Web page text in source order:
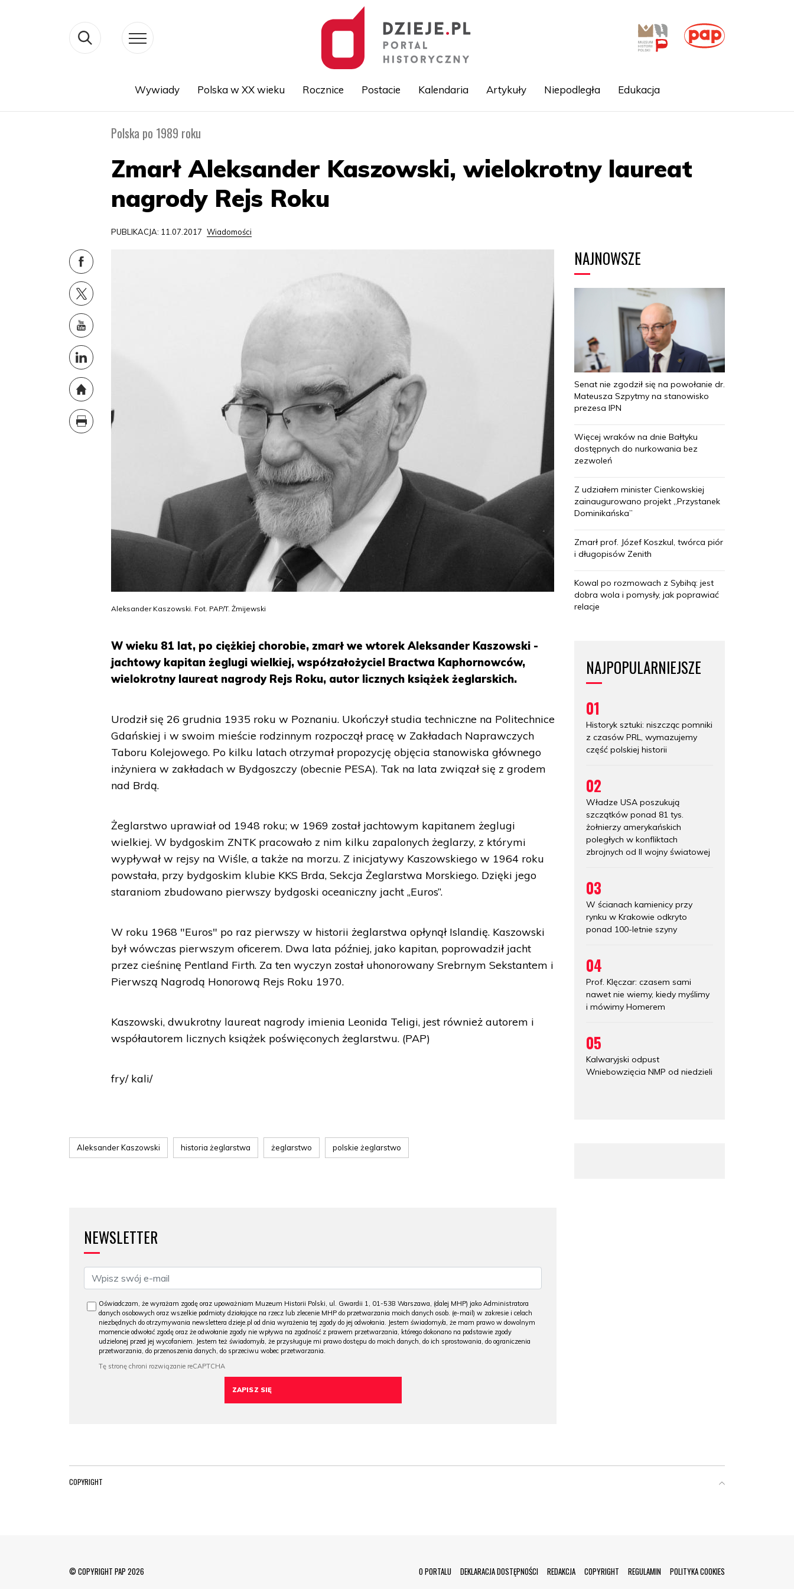
Wywiady Polska w XX wieku Rocznice Postacie Kalendaria Artykuły Niepodległa Edukacja
Polska po 1989 roku
Zmarł Aleksander Kaszowski, wielokrotny laureat
nagrody Rejs Roku
PUBLIKACJA: 11.07.2017 Wiadomości
Aleksander Kaszowski. Fot. PAP/T. Żmijewski
W wieku 81 lat, po ciężkiej chorobie, zmarł we wtorek Aleksander Kaszowski -
jachtowy kapitan żeglugi wielkiej, współzałożyciel Bractwa Kaphornowców,
wielokrotny laureat nagrody Rejs Roku, autor licznych książek żeglarskich.
Urodził się 26 grudnia 1935 roku w Poznaniu. Ukończył studia techniczne na Politechnice
Gdańskiej i w swoim mieście rodzinnym rozpoczął pracę w Zakładach Naprawczych
Taboru Kolejowego. Po kilku latach otrzymał propozycję objęcia stanowiska głównego
inżyniera w zakładach w Bydgoszczy (obecnie PESA). Tak na lata związał się z grodem
nad Brdą.
Żeglarstwo uprawiał od 1948 roku; w 1969 został jachtowym kapitanem żeglugi
wielkiej. W bydgoskim ZNTK pracowało z nim kilku zapalonych żeglarzy, z którymi
wypływał w rejsy na Wiśle, a także na morzu. Z inicjatywy Kaszowskiego w 1964 roku
powstała, przy bydgoskim klubie KKS Brda, Sekcja Żeglarstwa Morskiego. Dzięki jego
staraniom zbudowano pierwszy bydgoski oceaniczny jacht „Euros”.
W roku 1968 "Euros" po raz pierwszy w historii żeglarstwa opłynął Islandię. Kaszowski
był wówczas pierwszym oficerem. Dwa lata później, jako kapitan, poprowadził jacht
przez cieśninę Pentland Firth. Za ten wyczyn został uhonorowany Srebrnym Sekstantem i
Pierwszą Nagrodą Honorową Rejs Roku 1970.
Kaszowski, dwukrotny laureat nagrody imienia Leonida Teligi, jest również autorem i
współautorem licznych książek poświęconych żeglarstwu. (PAP)
fry/ kali/
Aleksander Kaszowski historia żeglarstwa żeglarstwo polskie żeglarstwo
NEWSLETTER
Oświadczam, że wyrażam zgodę oraz upoważniam Muzeum Historii Polski, ul. Gwardii 1, 01-538 Warszawa, (dalej MHP) jako Administratora
danych osobowych oraz wszelkie podmioty działające na rzecz lub zlecenie MHP do przetwarzania moich danych osob. (e-mail) w zakresie i celach
niezbędnych do otrzymywania newslettera dzieje.pl od dnia wyrażenia tej zgody do jej odwołania. Jestem świadomy/a, że mam prawo w dowolnym
momencie odwołać zgodę oraz że odwołanie zgody nie wpływa na zgodność z prawem przetwarzania, którego dokonano na podstawie zgody
udzielonej przed jej wycofaniem. Jestem też świadomy/a, że przysługuje mi prawo dostępu do moich danych, do ich sprostowania, do ograniczenia
przetwarzania, do przenoszenia danych, do sprzeciwu wobec przetwarzania.
NAJNOWSZE
Senat nie zgodził się na powołanie dr.
Mateusza Szpytmy na stanowisko
prezesa IPN
Więcej wraków na dnie Bałtyku
dostępnych do nurkowania bez
zezwoleń
Z udziałem minister Cienkowskiej
zainaugurowano projekt „Przystanek
Dominikańska”
Zmarł prof. Józef Koszkul, twórca piór
i długopisów Zenith
Kowal po rozmowach z Sybihą: jest
dobra wola i pomysły, jak poprawiać
relacje
NAJPOPULARNIEJSZE
01
Historyk sztuki: niszcząc pomniki
z czasów PRL, wymazujemy
część polskiej historii
02
Władze USA poszukują
szczątków ponad 81 tys.
żołnierzy amerykańskich
poległych w konfliktach
zbrojnych od II wojny światowej
03
W ścianach kamienicy przy
rynku w Krakowie odkryto
ponad 100-letnie szyny
04
Prof. Klęczar: czasem sami
nawet nie wiemy, kiedy myślimy
i mówimy Homerem
05
Kalwaryjski odpust
Wniebowzięcia NMP od niedzieli
COPYRIGHT
© COPYRIGHT PAP 2026 Menu Footer
O PORTALU DEKLARACJA DOSTĘPNOŚCI REDAKCJA COPYRIGHT REGULAMIN POLITYKA COOKIES